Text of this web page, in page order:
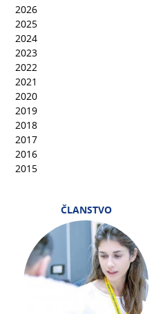
2026
2025
2024
2023
2022
2021
2020
2019
2018
2017
2016
2015
ČLANSTVO